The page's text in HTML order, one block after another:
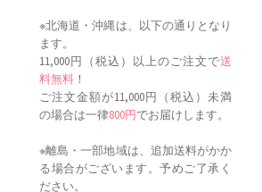
※北海道・沖縄は、以下の通りとなり
ます。
11,000円（税込）以上のご注文で送
料無料 ！
ご注文金額が11,000円（税込）未満
の場合は一律800円でお届けします。
※離島・一部地域は、追加送料がかか
る場合がございます。予めご了承く
ださい。